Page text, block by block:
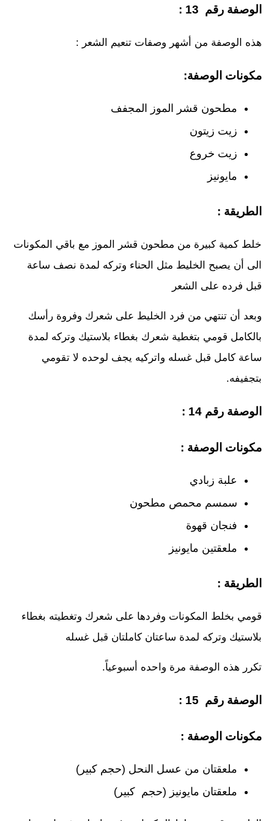
الوصفة رقم 13 :
هذه الوصفة من أشهر وصفات تنعيم الشعر :
مكونات الوصفة:
مطحون قشر الموز المجفف
زيت زيتون
زيت خروع
مايونيز
الطريقة :
خلط كمية كبيرة من مطحون قشر الموز مع باقي المكونات
الى أن يصبح الخليط مثل الحناء وتركه لمدة نصف ساعة
قبل فرده على الشعر
وبعد أن تنتهي من فرد الخليط على شعرك وفروة رأسك
بالكامل قومي بتغطية شعرك بغطاء بلاستيك وتركه لمدة
ساعة كامل قبل غسله واتركيه يجف لوحده لا تقومي
بتجفيفه.
الوصفة رقم 14 :
مكونات الوصفة :
علبة زبادي
سمسم محمص مطحون
فنجان قهوة
ملعقتين مايونيز
الطريقة :
قومي بخلط المكونات وفردها على شعرك وتغطيته بغطاء
بلاستيك وتركه لمدة ساعتان كاملتان قبل غسله
تكرر هذه الوصفة مرة واحده أسبوعياً.
الوصفة رقم 15 :
مكونات الوصفة :
ملعقتان من عسل النحل (حجم كبير)
ملعقتان مايونيز (حجم كبير)